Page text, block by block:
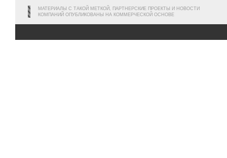
МАТЕРИАЛЫ С ТАКОЙ МЕТКОЙ, ПАРТНЕРСКИЕ ПРОЕКТЫ И НОВОСТИ
КОМПАНИЙ ОПУБЛИКОВАНЫ НА КОММЕРЧЕСКОЙ ОСНОВЕ